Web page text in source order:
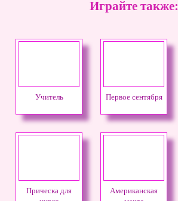
Играйте также:
Учитель Первое сентября
Прическа для
Американская